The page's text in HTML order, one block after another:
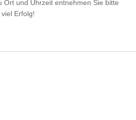
und Uhrzeit entnehmen Sie bitte
Erfolg!